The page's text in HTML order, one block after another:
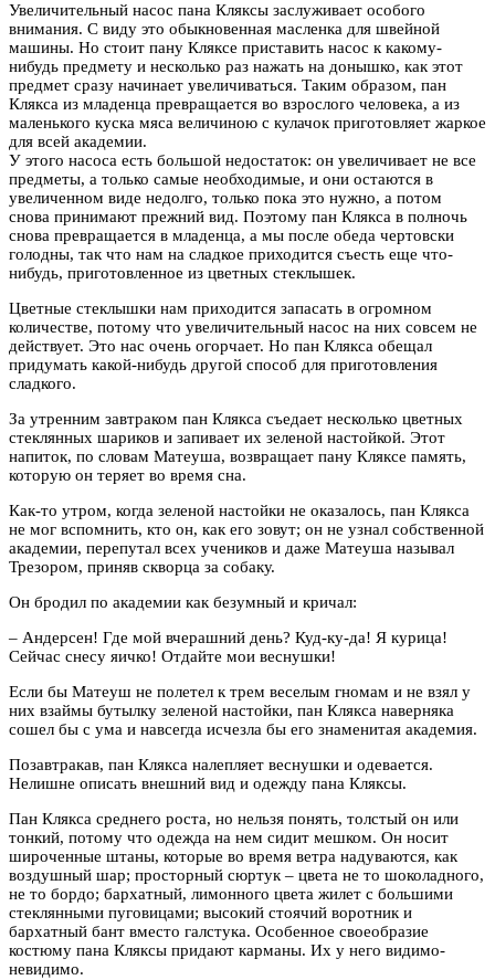
Увеличительный насос пана Кляксы заслуживает особого
внимания. С виду это обыкновенная масленка для швейной
машины. Но стоит пану Кляксе приставить насос к какому-
нибудь предмету и несколько раз нажать на донышко, как этот
предмет сразу начинает увеличиваться. Таким образом, пан
Клякса из младенца превращается во взрослого человека, а из
маленького куска мяса величиною с кулачок приготовляет жаркое
для всей академии.
У этого насоса есть большой недостаток: он увеличивает не все
предметы, а только самые необходимые, и они остаются в
увеличенном виде недолго, только пока это нужно, а потом
снова принимают прежний вид. Поэтому пан Клякса в полночь
снова превращается в младенца, а мы после обеда чертовски
голодны, так что нам на сладкое приходится съесть еще что-
нибудь, приготовленное из цветных стеклышек.
Цветные стеклышки нам приходится запасать в огромном
количестве, потому что увеличительный насос на них совсем не
действует. Это нас очень огорчает. Но пан Клякса обещал
придумать какой-нибудь другой способ для приготовления
сладкого.
За утренним завтраком пан Клякса съедает несколько цветных
стеклянных шариков и запивает их зеленой настойкой. Этот
напиток, по словам Матеуша, возвращает пану Кляксе память,
которую он теряет во время сна.
Как-то утром, когда зеленой настойки не оказалось, пан Клякса
не мог вспомнить, кто он, как его зовут; он не узнал собственной
академии, перепутал всех учеников и даже Матеуша называл
Трезором, приняв скворца за собаку.
Он бродил по академии как безумный и кричал:
– Андерсен! Где мой вчерашний день? Куд-ку-да! Я курица!
Сейчас снесу яичко! Отдайте мои веснушки!
Если бы Матеуш не полетел к трем веселым гномам и не взял у
них взаймы бутылку зеленой настойки, пан Клякса наверняка
сошел бы с ума и навсегда исчезла бы его знаменитая академия.
Позавтракав, пан Клякса налепляет веснушки и одевается.
Нелишне описать внешний вид и одежду пана Кляксы.
Пан Клякса среднего роста, но нельзя понять, толстый он или
тонкий, потому что одежда на нем сидит мешком. Он носит
широченные штаны, которые во время ветра надуваются, как
воздушный шар; просторный сюртук – цвета не то шоколадного,
не то бордо; бархатный, лимонного цвета жилет с большими
стеклянными пуговицами; высокий стоячий воротник и
бархатный бант вместо галстука. Особенное своеобразие
костюму пана Кляксы придают карманы. Их у него видимо-
невидимо.